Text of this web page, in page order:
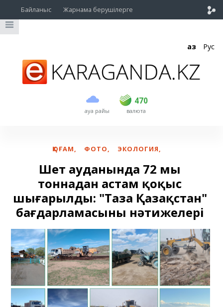
Байланыс Жарнама берушілерге
Қаз Рус
ауа райы
470
USD 469 470
EUR валюта
ҚОҒАМ, ФОТО, ЭКОЛОГИЯ,
Шет ауданында 72 мың
тоннадан астам қоқыс
шығарылды: "Таза Қазақстан"
бағдарламасының нәтижелері